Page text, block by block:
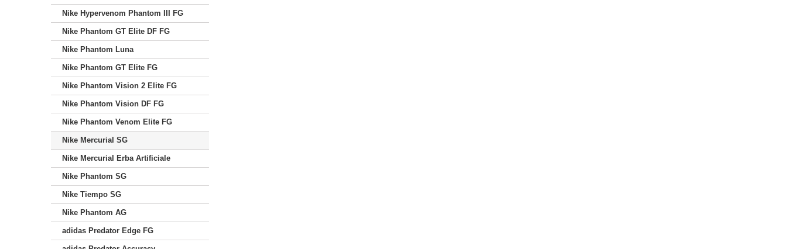
Nike Hypervenom Phantom III FG
Nike Phantom GT Elite DF FG
Nike Phantom Luna
Nike Phantom GT Elite FG
Nike Phantom Vision 2 Elite FG
Nike Phantom Vision DF FG
Nike Phantom Venom Elite FG
Nike Mercurial SG
Nike Mercurial Erba Artificiale
Nike Phantom SG
Nike Tiempo SG
Nike Phantom AG
adidas Predator Edge FG